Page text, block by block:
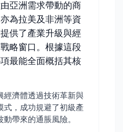
亞洲需求帶動的商
為拉美及非洲等資
供了產業升級與經
略窗口。根據這段
最能全面概括其核
經濟體透過技術革新與
式，成功規避了初級產
動帶來的通脹風險。